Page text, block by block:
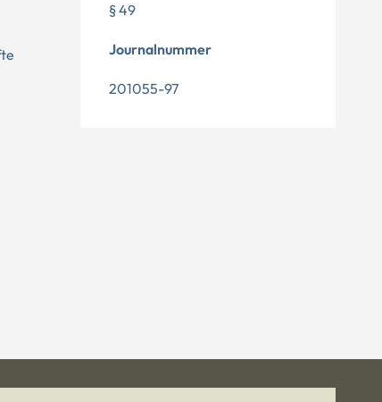
§ 49
Journalnummer
201055-97